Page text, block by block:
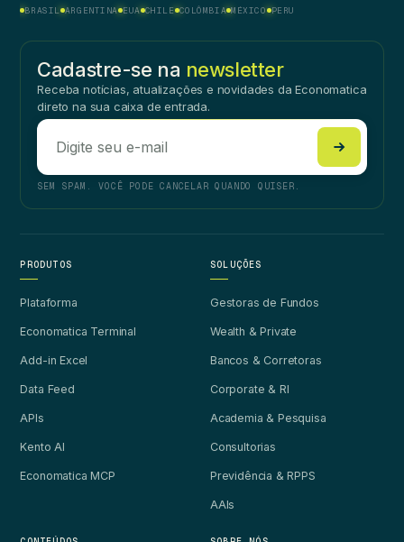
BRASIL ARGENTINA EUA CHILE COLÔMBIA MÉXICO PERU
Cadastre-se na newsletter
Receba notícias, atualizações e novidades da Economatica
direto na sua caixa de entrada.
SEM SPAM. VOCÊ PODE CANCELAR QUANDO QUISER.
PRODUTOS
Plataforma
Economatica Terminal
Add-in Excel
Data Feed
APIs
Kento AI
Economatica MCP
SOLUÇÕES
Gestoras de Fundos
Wealth & Private
Bancos & Corretoras
Corporate & RI
Academia & Pesquisa
Consultorias
Previdência & RPPS
AAIs